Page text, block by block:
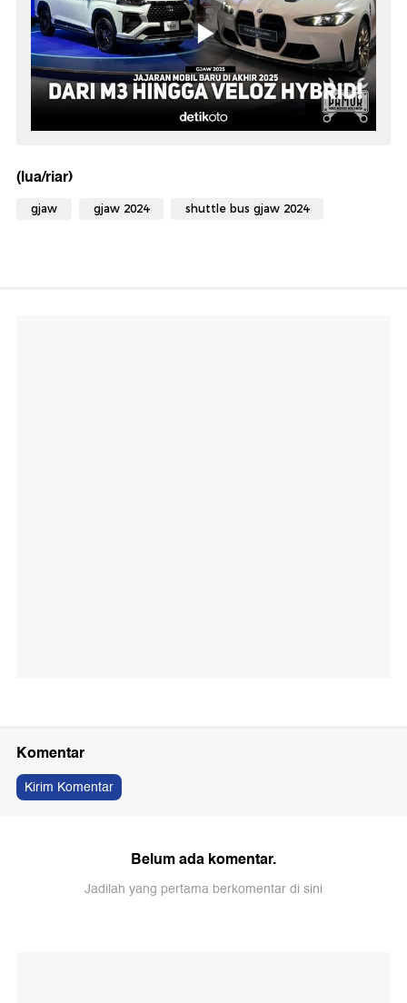
(lua/riar)
gjaw gjaw 2024 shuttle bus gjaw 2024
Komentar
Kirim Komentar
Belum ada komentar.
Jadilah yang pertama berkomentar di sini